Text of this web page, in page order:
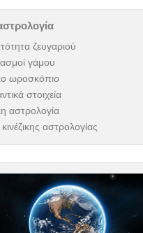
ζευγαριού
γάμου
ωροσκόπιο
στοιχεία
αστρολογία
αστρολογίας